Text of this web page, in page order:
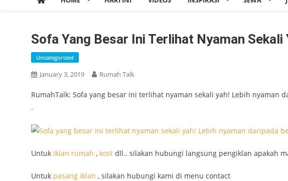
Sofa Yang Besar Ini Terlihat Nyaman Sekali
Uncategorized
January 3, 2019 Rumah Talk
RumahTalk: Sofa yang besar ini terlihat nyaman sekali yah! Lebih nyaman
.
Untuk iklan rumah , kost dll.. silakan hubungi langsung pengiklan apakah
Untuk pasang iklan , silakan hubungi kami di menu contact